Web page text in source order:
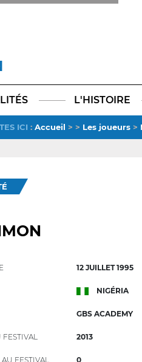
TikTokLinkedIn
X
L'HISTOIRE
ICI : Accueil > > Les joueurs>
12 JUILLET 1995
NIGÉRIA
GBS ACADEMY
FESTIVAL 2013
FESTIVAL 0